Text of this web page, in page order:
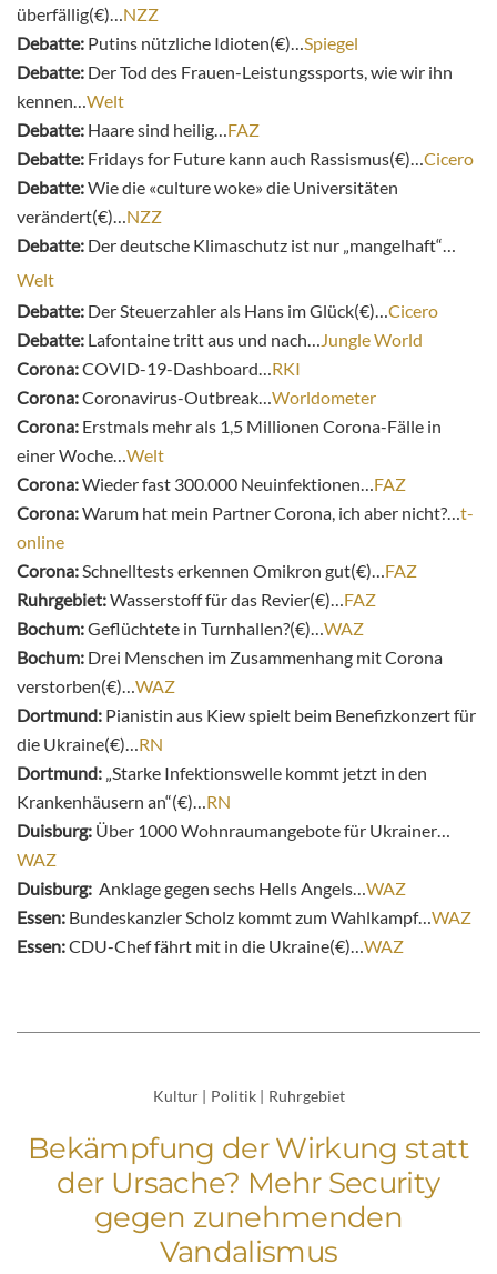
überfällig(€)…NZZ
Debatte: Putins nützliche Idioten(€)…Spiegel
Debatte: Der Tod des Frauen-Leistungssports, wie wir ihn
kennen…Welt
Debatte: Haare sind heilig…FAZ
Debatte: Fridays for Future kann auch Rassismus(€)…Cicero
Debatte:Wie die «culture woke» die Universitäten
verändert(€)…NZZ
Debatte: Der deutsche Klimaschutz ist nur „mangelhaft“…
Welt
Debatte: Der Steuerzahler als Hans im Glück(€)…Cicero
Debatte: Lafontaine tritt aus und nach…Jungle World
Corona:COVID-19-Dashboard…RKI
Corona:Coronavirus-Outbreak…Worldometer
Corona: Erstmals mehr als 1,5 Millionen Corona-Fälle in
einer Woche…Welt
Corona:Wieder fast 300.000 Neuinfektionen…FAZ
Corona:Warum hat mein Partner Corona, ich aber nicht?…t-
online
Corona:Schnelltests erkennen Omikron gut(€)…FAZ
Ruhrgebiet:Wasserstoff für das Revier(€)…FAZ
Bochum:Geflüchtete in Turnhallen?(€)…WAZ
Bochum: Drei Menschen im Zusammenhang mit Corona
verstorben(€)…WAZ
Dortmund: Pianistin aus Kiew spielt beim Benefizkonzert für
die Ukraine(€)…RN
Dortmund: „Starke Infektionswelle kommt jetzt in den
Krankenhäusern an“(€)…RN
Duisburg: Über 1000 Wohnraumangebote für Ukrainer…
WAZ
Duisburg: Anklage gegen sechs Hells Angels…WAZ
Essen: Bundeskanzler Scholz kommt zum Wahlkampf…WAZ
Essen:CDU-Chef fährt mit in die Ukraine(€)…WAZ
Kultur | Politik | Ruhrgebiet
Bekämpfung der Wirkung statt
der Ursache? Mehr Security
gegen zunehmenden
Vandalismus